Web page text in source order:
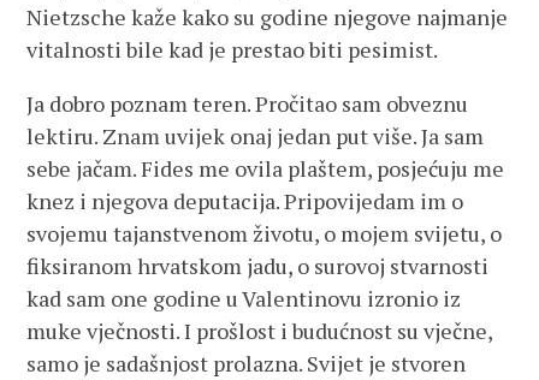
Nietzsche kaže kako su godine njegove najmanje
vitalnosti bile kad je prestao biti pesimist.
Ja dobro poznam teren. Pročitao sam obveznu
lektiru. Znam uvijek onaj jedan put više. Ja sam
sebe jačam. Fides me ovila plaštem, posjećuju me
knez i njegova deputacija. Pripovijedam im o
svojemu tajanstvenom životu, o mojem svijetu, o
fiksiranom hrvatskom jadu, o surovoj stvarnosti
kad sam one godine u Valentinovu izronio iz
muke vječnosti. I prošlost i budućnost su vječne,
samo je sadašnjost prolazna. Svijet je stvoren